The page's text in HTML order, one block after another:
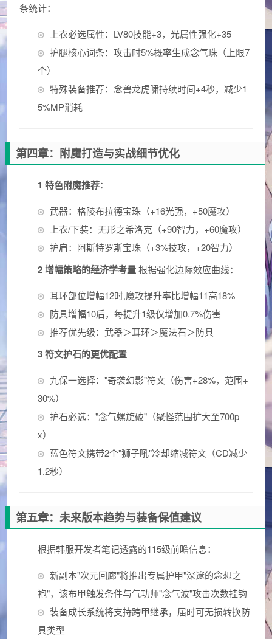
条统计：
上衣必选属性：LV80技能+3，光属性强化+35
护腿核心词条：攻击时5%概率生成念气珠（上限7
个）
特殊装备推荐：念兽龙虎啸持续时间+4秒，减少1
5%MP消耗
第四章：附魔打造与实战细节优化
1 特色附魔推荐：
武器：格陵布拉德宝珠（+16光强，+50魔攻）
上衣/下装：无形之希洛克（+90智力，+60魔攻）
护肩：阿斯特罗斯宝珠（+3%技攻，+20智力）
2 增幅策略的经济学考量根据强化边际效应曲线：
耳环部位增幅12时,魔攻提升率比增幅11高18%
防具增幅10后，每提升1级仅增加0.7%伤害
推荐优先级：武器＞耳环＞魔法石＞防具
3 符文护石的更优配置
九保一选择："奇袭幻影"符文（伤害+28%，范围+
30%）
护石必选："念气螺旋破"（聚怪范围扩大至700p
x）
蓝色符文携带2个"狮子吼"冷却缩减符文（CD减少
1.2秒）
第五章：未来版本趋势与装备保值建议
根据韩服开发者笔记透露的115级前瞻信息：
新副本"次元回廊"将推出专属护甲"深邃的念想之
袍"，该布甲触发条件与气功师"念气波"攻击次数挂钩
装备成长系统将支持跨甲继承，届时可无损转换防
具类型